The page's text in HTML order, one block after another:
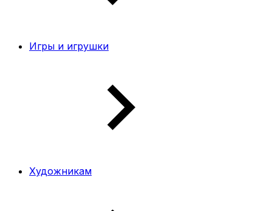
Игры и игрушки
Художникам